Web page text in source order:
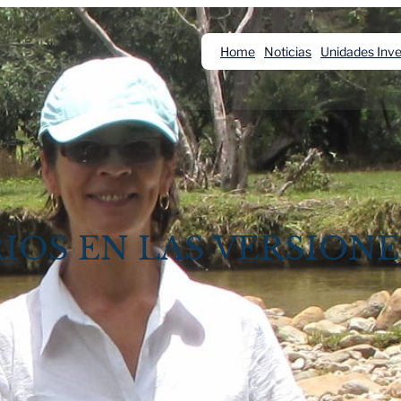
Home Noticias Unidades
EN LAS